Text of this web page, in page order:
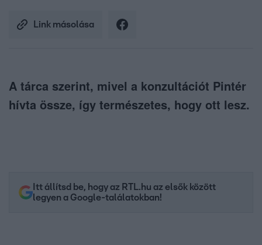
Link másolása
A tárca szerint, mivel a konzultációt Pintér
hívta össze, így természetes, hogy ott lesz.
Itt állítsd be, hogy az RTL.hu az elsők között
legyen a Google-találatokban!